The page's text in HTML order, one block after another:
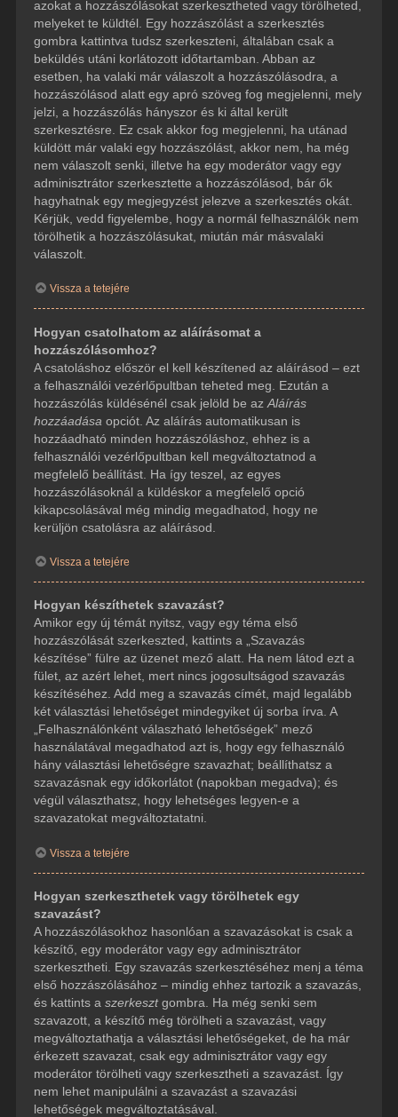
azokat a hozzászólásokat szerkesztheted vagy törölheted,
melyeket te küldtél. Egy hozzászólást a szerkesztés
gombra kattintva tudsz szerkeszteni, általában csak a
beküldés utáni korlátozott időtartamban. Abban az
esetben, ha valaki már válaszolt a hozzászólásodra, a
hozzászólásod alatt egy apró szöveg fog megjelenni, mely
jelzi, a hozzászólás hányszor és ki által került
szerkesztésre. Ez csak akkor fog megjelenni, ha utánad
küldött már valaki egy hozzászólást, akkor nem, ha még
nem válaszolt senki, illetve ha egy moderátor vagy egy
adminisztrátor szerkesztette a hozzászólásod, bár ők
hagyhatnak egy megjegyzést jelezve a szerkesztés okát.
Kérjük, vedd figyelembe, hogy a normál felhasználók nem
törölhetik a hozzászólásukat, miután már másvalaki
válaszolt.
Vissza a tetejére
Hogyan csatolhatom az aláírásomat a
hozzászólásomhoz?
A csatoláshoz először el kell készítened az aláírásod – ezt
a felhasználói vezérlőpultban teheted meg. Ezután a
hozzászólás küldésénél csak jelöld be az Aláírás
hozzáadása opciót. Az aláírás automatikusan is
hozzáadható minden hozzászóláshoz, ehhez is a
felhasználói vezérlőpultban kell megváltoztatnod a
megfelelő beállítást. Ha így teszel, az egyes
hozzászólásoknál a küldéskor a megfelelő opció
kikapcsolásával még mindig megadhatod, hogy ne
kerüljön csatolásra az aláírásod.
Vissza a tetejére
Hogyan készíthetek szavazást?
Amikor egy új témát nyitsz, vagy egy téma első
hozzászólását szerkeszted, kattints a „Szavazás
készítése” fülre az üzenet mező alatt. Ha nem látod ezt a
fület, az azért lehet, mert nincs jogosultságod szavazás
készítéséhez. Add meg a szavazás címét, majd legalább
két választási lehetőséget mindegyiket új sorba írva. A
„Felhasználónként válaszható lehetőségek” mező
használatával megadhatod azt is, hogy egy felhasználó
hány választási lehetőségre szavazhat; beállíthatsz a
szavazásnak egy időkorlátot (napokban megadva); és
végül választhatsz, hogy lehetséges legyen-e a
szavazatokat megváltoztatatni.
Vissza a tetejére
Hogyan szerkeszthetek vagy törölhetek egy
szavazást?
A hozzászólásokhoz hasonlóan a szavazásokat is csak a
készítő, egy moderátor vagy egy adminisztrátor
szerkesztheti. Egy szavazás szerkesztéséhez menj a téma
első hozzászólásához – mindig ehhez tartozik a szavazás,
és kattints a szerkesztgombra. Ha még senki sem
szavazott, a készítő még törölheti a szavazást, vagy
megváltoztathatja a választási lehetőségeket, de ha már
érkezett szavazat, csak egy adminisztrátor vagy egy
moderátor törölheti vagy szerkesztheti a szavazást. Így
nem lehet manipulálni a szavazást a szavazási
lehetőségek megváltoztatásával.